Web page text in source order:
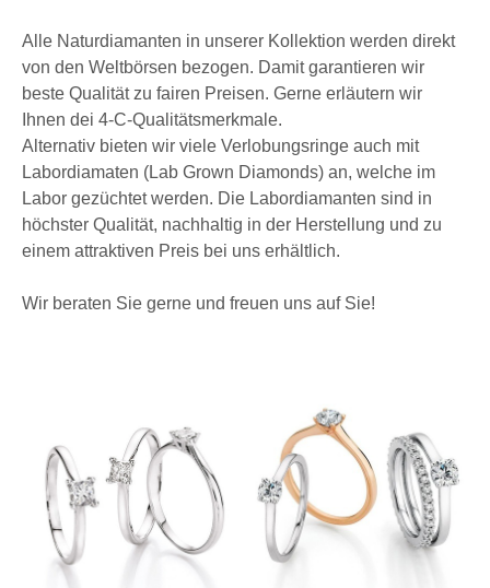
Alle Naturdiamanten in unserer Kollektion werden direkt
von den Weltbörsen bezogen. Damit garantieren wir
beste Qualität zu fairen Preisen. Gerne erläutern wir
Ihnen dei 4-C-Qualitätsmerkmale.
Alternativ bieten wir viele Verlobungsringe auch mit
Labordiamaten (Lab Grown Diamonds) an, welche im
Labor gezüchtet werden. Die Labordiamanten sind in
höchster Qualität, nachhaltig in der Herstellung und zu
einem attraktiven Preis bei uns erhältlich.
Wir beraten Sie gerne und freuen uns auf Sie!